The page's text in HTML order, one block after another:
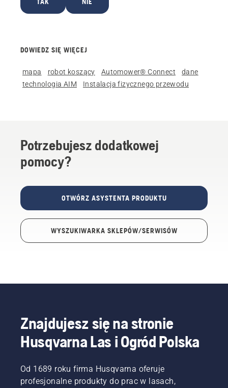
DOWIEDZ SIĘ WIĘCEJ
mapa robot koszący Automower® Connect
dane
technologia AIM
Instalacja fizycznego przewodu
Potrzebujesz dodatkowej
pomocy?
OTWÓRZ ASYSTENTA PRODUKTU
WYSZUKIWARKA SKLEPÓW/SERWISÓW
Znajdujesz się na stronie
Husqvarna Las i Ogród Polska
Od 1689 roku firma Husqvarna oferuje
profesjonalne produkty do prac w lasach,